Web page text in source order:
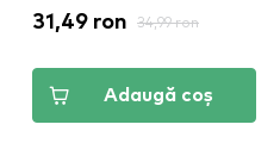
31,49 ron 34,99 ron
Adaugă coș